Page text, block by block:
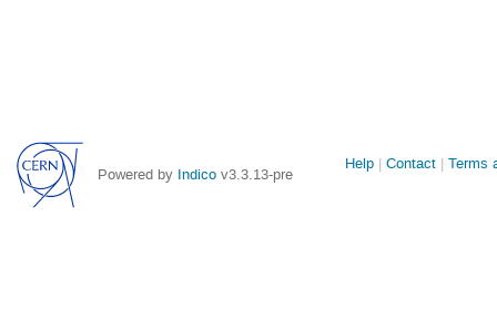
Powered by Indico v3.3.13-pre
Site
Help Contact Terms